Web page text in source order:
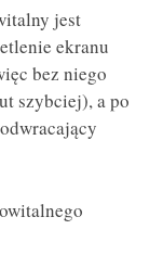
jest
ekranu
bez niego
szybciej), a po